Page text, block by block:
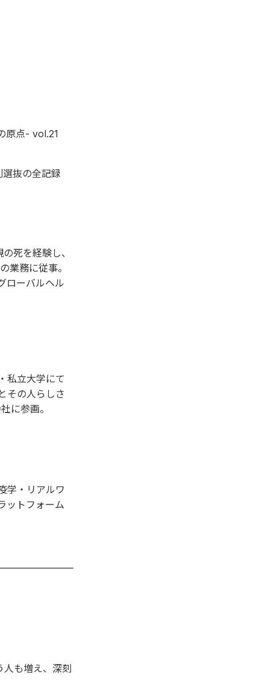
原点- vol.21
抜の全記録
死を経験し、
業務に従事。
ローバルヘル
私立大学にて
その人らしさ
に参画。
学・リアルワ
ットフォーム
人も増え、深刻